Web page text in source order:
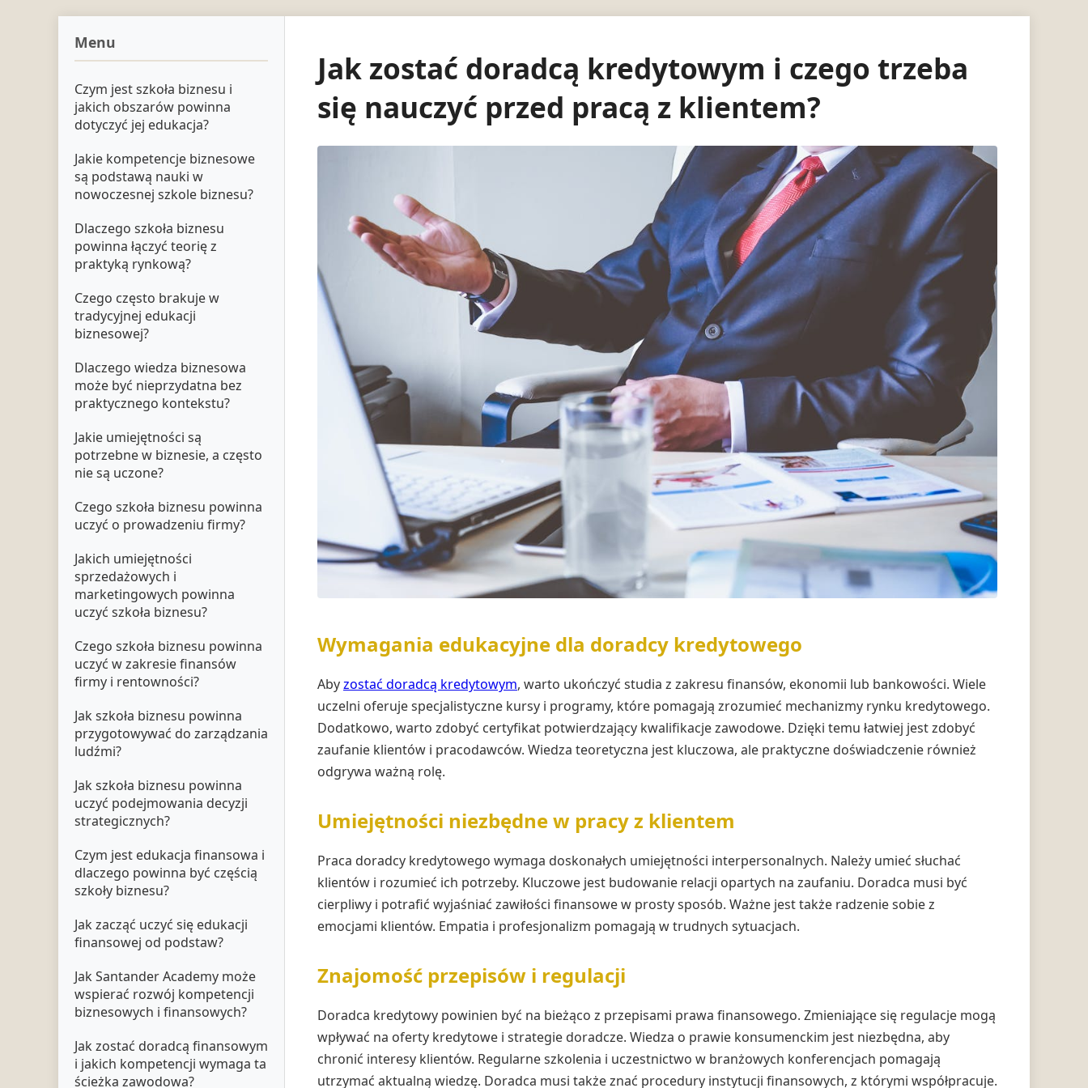
Menu
Czym jest szkoła biznesu i
jakich obszarów powinna
dotyczyć jej edukacja?
Jakie kompetencje biznesowe
są podstawą nauki w
nowoczesnej szkole biznesu?
Dlaczego szkoła biznesu
powinna łączyć teorię z
praktyką rynkową?
Czego często brakuje w
tradycyjnej edukacji
biznesowej?
Dlaczego wiedza biznesowa
może być nieprzydatna bez
praktycznego kontekstu?
Jakie umiejętności są
potrzebne w biznesie, a często
nie są uczone?
Czego szkoła biznesu powinna
uczyć o prowadzeniu firmy?
Jakich umiejętności
sprzedażowych i
marketingowych powinna
uczyć szkoła biznesu?
Czego szkoła biznesu powinna
uczyć w zakresie finansów
firmy i rentowności?
Jak szkoła biznesu powinna
przygotowywać do zarządzania
ludźmi?
Jak szkoła biznesu powinna
uczyć podejmowania decyzji
strategicznych?
Czym jest edukacja finansowa i
dlaczego powinna być częścią
szkoły biznesu?
Jak zacząć uczyć się edukacji
finansowej od podstaw?
Jak Santander Academy może
wspierać rozwój kompetencji
biznesowych i finansowych?
Jak zostać doradcą finansowym
i jakich kompetencji wymaga ta
ścieżka zawodowa?
Jak zostać doradcą kredytowym i czego trzeba
się nauczyć przed pracą z klientem?
Wymagania edukacyjne dla doradcy kredytowego
Abyzostać doradcą kredytowym, warto ukończyć studia z zakresu finansów, ekonomii lub bankowości. Wiele
uczelni oferuje specjalistyczne kursy i programy, które pomagają zrozumieć mechanizmy rynku kredytowego.
Dodatkowo, warto zdobyć certyfikat potwierdzający kwalifikacje zawodowe. Dzięki temu łatwiej jest zdobyć
zaufanie klientów i pracodawców. Wiedza teoretyczna jest kluczowa, ale praktyczne doświadczenie również
odgrywa ważną rolę.
Umiejętności niezbędne w pracy z klientem
Praca doradcy kredytowego wymaga doskonałych umiejętności interpersonalnych. Należy umieć słuchać
klientów i rozumieć ich potrzeby. Kluczowe jest budowanie relacji opartych na zaufaniu. Doradca musi być
cierpliwy i potrafić wyjaśniać zawiłości finansowe w prosty sposób. Ważne jest także radzenie sobie z
emocjami klientów. Empatia i profesjonalizm pomagają w trudnych sytuacjach.
Znajomość przepisów i regulacji
Doradca kredytowy powinien być na bieżąco z przepisami prawa finansowego. Zmieniające się regulacje mogą
wpływać na oferty kredytowe i strategie doradcze. Wiedza o prawie konsumenckim jest niezbędna, aby
chronić interesy klientów. Regularne szkolenia i uczestnictwo w branżowych konferencjach pomagają
utrzymać aktualną wiedzę. Doradca musi także znać procedury instytucji finansowych, z którymi współpracuje.